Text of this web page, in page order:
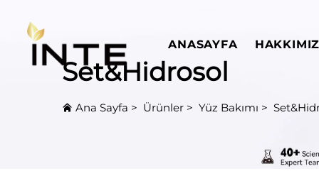
ANASAYFA
Set&Hidrosol
Ana Sayfa > Ürünler > Yüz Bakımı >